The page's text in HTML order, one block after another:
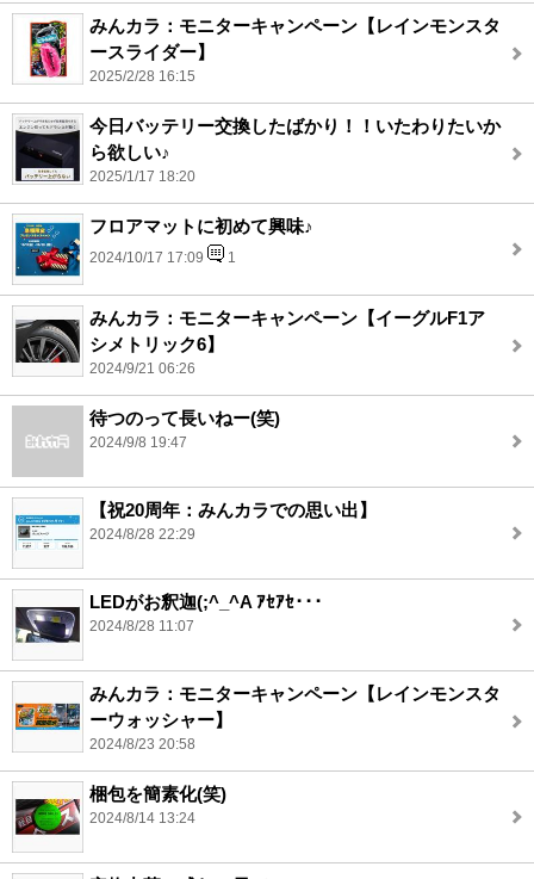
みんカラ：モニターキャンペーン【レインモンスタ
ースライダー】
2025/2/28 16:15
今日バッテリー交換したばかり！！いたわりたいか
ら欲しい♪
2025/1/17 18:20
フロアマットに初めて興味♪
2024/10/17 17:09 1
みんカラ：モニターキャンペーン【イーグルF1ア
シメトリック6】
2024/9/21 06:26
待つのって長いねー(笑)
2024/9/8 19:47
【祝20周年：みんカラでの思い出】
2024/8/28 22:29
LEDがお釈迦(;^_^A ｱｾｱｾ･･･
2024/8/28 11:07
みんカラ：モニターキャンペーン【レインモンスタ
ーウォッシャー】
2024/8/23 20:58
梱包を簡素化(笑)
2024/8/14 13:24